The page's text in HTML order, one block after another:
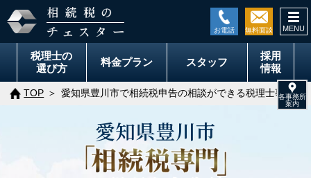
税理士の
選び方
料金プラン スタッフ
採用
情報
TOP 愛知県豊川市で相続税申告の相談ができる税理士事務所
愛知県豊川市